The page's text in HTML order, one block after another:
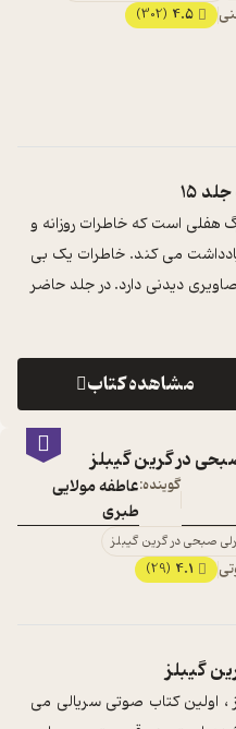
4.5
(302)
15
هفلی است که خاطرات روزانه و
می کند. خاطرات یک بی
دیدنی دارد. در جلد حاضر
مشاهده کتاب
در گرین گیبلز
گوینده:عاطفه مولایی
طبری
گیبلز
4.1
(29)
، اولین کتاب صوتی سریالی می